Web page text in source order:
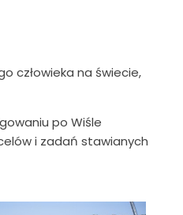
człowieka na świecie,
po Wiśle
i zadań stawianych